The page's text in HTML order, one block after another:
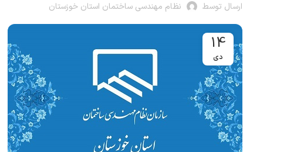
ارسال توسط نظام مهندسی ساختمان استان خوزستان
14
دی